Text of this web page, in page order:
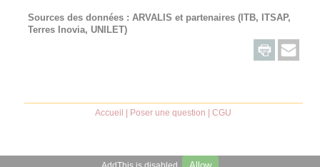
Sources des données : ARVALIS et partenaires (ITB, ITSAP,
Terres Inovia, UNILET)
Accueil | Poser une question |CGU